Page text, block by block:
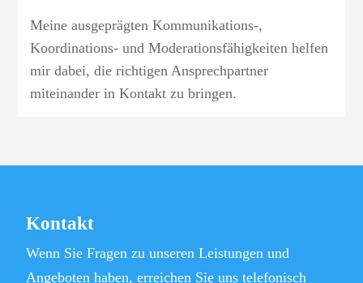
Meine ausgeprägten Kommunikations-,
Koordinations- und Moderationsfähigkeiten helfen
mir dabei, die richtigen Ansprechpartner
miteinander in Kontakt zu bringen.
Kontakt
Wenn Sie Fragen zu unseren Leistungen und
Angeboten haben, erreichen Sie uns telefonisch